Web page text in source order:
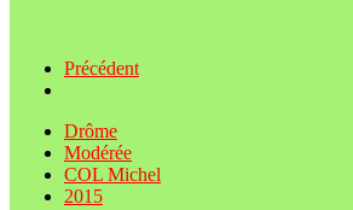
Précédent
Drôme
Modérée
COL Michel
2015